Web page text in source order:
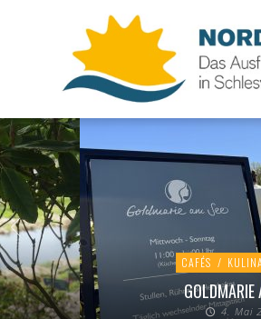
CAFÉS /
GOLDMARIE
4. Mai